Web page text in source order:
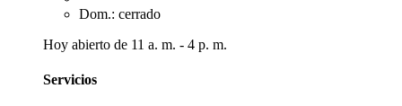
Dom.: cerrado
Hoy abierto de 11 a. m. - 4 p. m.
Servicios